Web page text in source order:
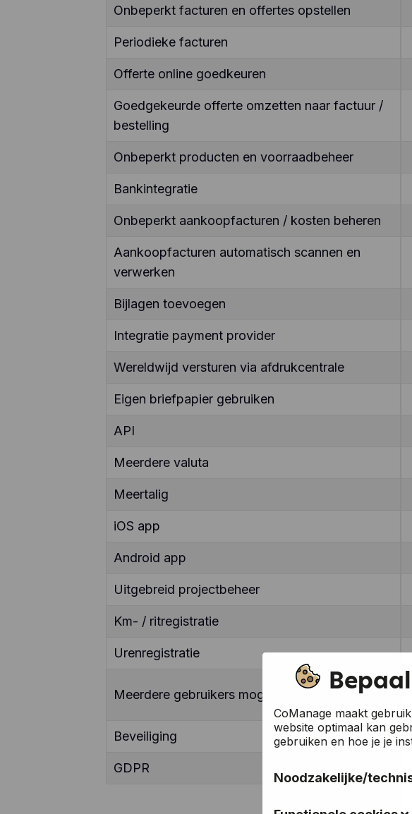
Onbeperkt facturen en offertes opstellen
Periodieke facturen
Offerte online goedkeuren
Goedgekeurde offerte omzetten naar factuur /
bestelling
Onbeperkt producten en voorraadbeheer
Bankintegratie
Onbeperkt aankoopfacturen / kosten beheren
Aankoopfacturen automatisch scannen en
verwerken
Bijlagen toevoegen
Integratie payment provider
Wereldwijd versturen via afdrukcentrale
Eigen briefpapier gebruiken
API
Meerdere valuta
Meertalig
iOS app
Android app
Uitgebreid projectbeheer
Km- / ritregistratie
Urenregistratie
Meerdere gebruikers mogelijk
Beveiliging
GDPR
CoManage maakt
website optimaal kan
gebruiken en hoe je je
Noodzakelijke/
Deze cookies